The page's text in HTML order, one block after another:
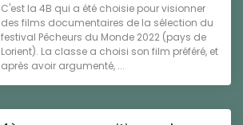
C'est la 4B qui a été choisie pour visionner
des films documentaires de la sélection du
festival Pêcheurs du Monde 2022 (pays de
Lorient). La classe a choisi son film préféré, et
après avoir argumenté, ...